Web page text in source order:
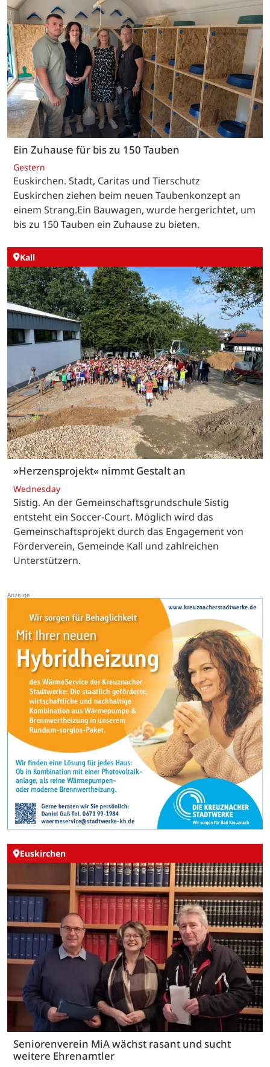
Ein Zuhause für bis zu 150 Tauben
Gestern
Euskirchen. Stadt, Caritas und Tierschutz
Euskirchen ziehen beim neuen Taubenkonzept an
einem Strang.Ein Bauwagen, wurde hergerichtet, um
bis zu 150 Tauben ein Zuhause zu bieten.
Kall
»Herzensprojekt« nimmt Gestalt an
Wednesday
Sistig. An der Gemeinschaftsgrundschule Sistig
entsteht ein Soccer-Court. Möglich wird das
Gemeinschaftsprojekt durch das Engagement von
Förderverein, Gemeinde Kall und zahlreichen
Unterstützern.
Euskirchen
Seniorenverein MiA wächst rasant und sucht
weitere Ehrenamtler